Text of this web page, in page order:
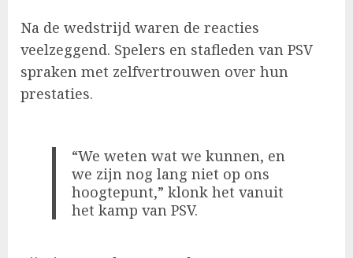
Na de wedstrijd waren de reacties
veelzeggend. Spelers en stafleden van PSV
spraken met zelfvertrouwen over hun
prestaties.
“We weten wat we kunnen, en
we zijn nog lang niet op ons
hoogtepunt,” klonk het vanuit
het kamp van PSV.